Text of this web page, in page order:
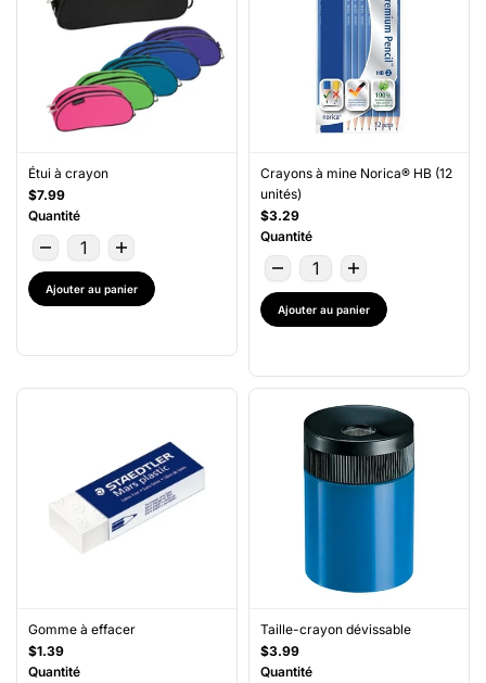
Étui à crayon
$7.99
Quantité
Ajouter au panier
Crayons à mine Norica® HB (12
unités)
$3.29
Quantité
Ajouter au panier
Gomme à effacer
$1.39
Quantité
Taille-crayon dévissable
$3.99
Quantité